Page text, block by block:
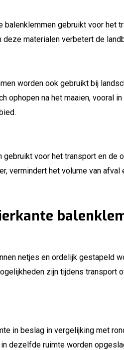
gebruikt voor het
materialen verbetert de
worden ook gebruikt bij
ophopen na het maaien, vooral
gebruikt voor het transport en
vermindert het volume van
netjes en ordelijk gestapeld
zijn tijdens transport
in beslag in vergelijking met
dezelfde ruimte worden